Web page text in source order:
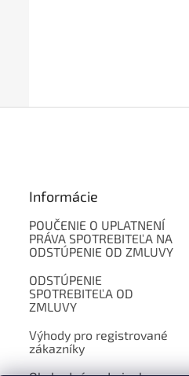
Informácie
POUČENIE O UPLATNENÍ
PRÁVA SPOTREBITEĽA NA
ODSTÚPENIE OD ZMLUVY
ODSTÚPENIE
SPOTREBITEĽA OD
ZMLUVY
Výhody pro registrované
zákazníky